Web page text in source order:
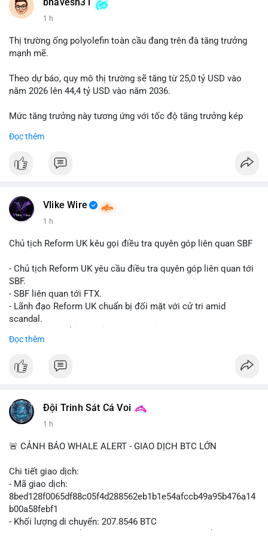
bhavesh31
1 h
Thị trường ống polyolefin toàn cầu đang trên đà tăng trưởng
mạnh mẽ.
Theo dự báo, quy mô thị trường sẽ tăng từ 25,0 tỷ USD vào
năm 2026 lên 44,4 tỷ USD vào năm 2036.
Mức tăng trưởng này tương ứng với tốc độ tăng trưởng kép
nhà đầu tư trong ngành vật liệu xây dựng và hạ tầng.
nhựa polyolefin trong tương lai?
Đọc thêm
Vlike Wire
1 h
Chủ tịch Reform UK kêu gọi điều tra quyên góp liên quan SBF
- Chủ tịch Reform UK yêu cầu điều tra quyên góp liên quan tới
SBF.
- SBF liên quan tới FTX.
- Lãnh đạo Reform UK chuẩn bị đối mặt với cử tri amid
scandal.
- Không có thông tin tác động thị trường ngay lập tức.
#vlikevn #titanbot
Đọc thêm
Đội Trinh Sát Cá Voi
1 h
🚨 CẢNH BÁO WHALE ALERT - GIAO DỊCH BTC LỚN
Chi tiết giao dịch:
- Mã giao dịch:
8bed128f0065df88c05f4d288562eb1b1e54afccb49a95b476a14
b00a58febf1
- Khối lượng di chuyển: 207.8546 BTC